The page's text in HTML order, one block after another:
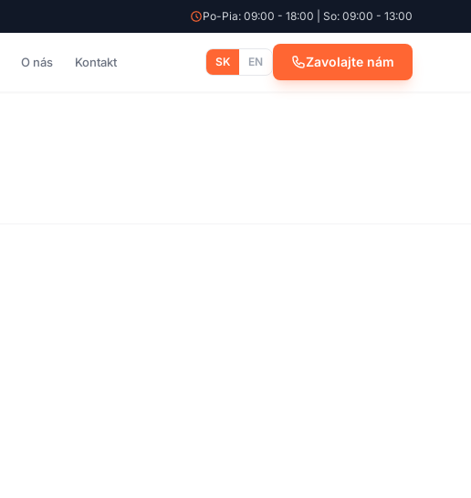
Po-Pia: 09:00 - 18:00 | So: 09:00 - 13:00
O nás Kontakt SK EN Zavolajte nám